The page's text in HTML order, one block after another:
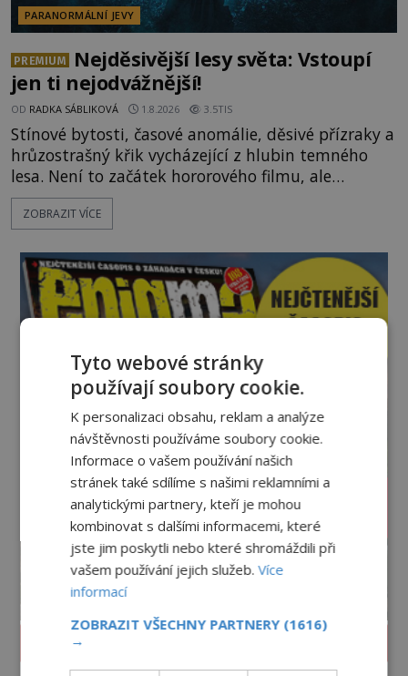
PARANORMÁLNÍ JEVY
PREMIUM
Nejděsivější lesy světa: Vstoupí
jen ti nejodvážnější!
OD RADKA SÁBLIKOVÁ 1.8.2026 3.5TIS
Stínové bytosti, časové anomálie, děsivé přízraky a
hrůzostrašný křik vycházející z hlubin temného
lesa. Není to začátek hororového filmu, ale
události, které popisují návštěvníci lesů, které jsou
označovány jako nejděsivější na světě. Lidé bydlící
vyhýbají! Už jste o těchto lesích slyšeli? A odvážili
byste se je navštívit? [gallery ids="17
ZOBRAZIT VÍCE
Tyto webové stránky
používají soubory cookie.
K personalizaci obsahu, reklam a analýze
návštěvnosti používáme soubory cookie.
Informace o vašem používání našich
stránek také sdílíme s našimi reklamními a
analytickými partnery, kteří je mohou
kombinovat s dalšími informacemi, které
jste jim poskytli nebo které shromáždili při
vašem používání jejich služeb.Více
informací
ZOBRAZIT VŠECHNY PARTNERY (1616)
→